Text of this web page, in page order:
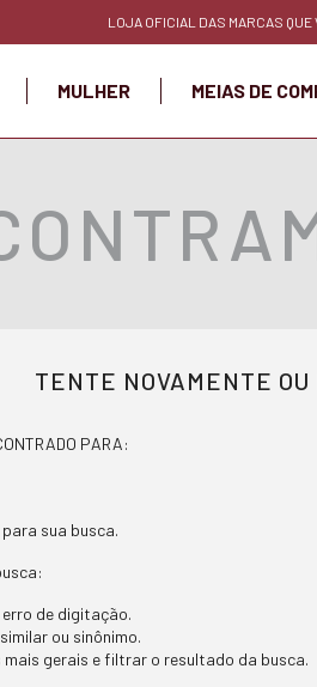
LOJA OFICIAL DAS MARCAS QUE
MULHER MEIAS DE
TENTE NOVAMENTE
PARA:
sua busca.
erro de digitação.
ou sinônimo.
gerais e filtrar o resultado da busca.